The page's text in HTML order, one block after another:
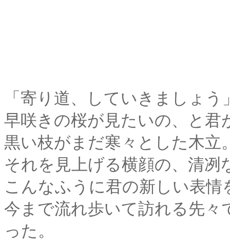
「寄り道、していきましょう
早咲きの桜が見たいの、と君
黒い枝がまだ寒々とした木立
それを見上げる横顔の、清冽
こんなふうに君の新しい表
今まで流れ歩いて訪れる先
った。